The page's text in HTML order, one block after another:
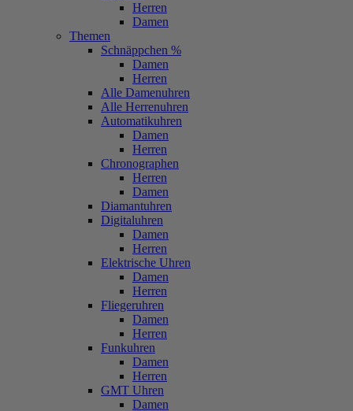
Herren
Damen
Themen
Schnäppchen %
Damen
Herren
Alle Damenuhren
Alle Herrenuhren
Automatikuhren
Damen
Herren
Chronographen
Herren
Damen
Diamantuhren
Digitaluhren
Damen
Herren
Elektrische Uhren
Damen
Herren
Fliegeruhren
Damen
Herren
Funkuhren
Damen
Herren
GMT Uhren
Damen